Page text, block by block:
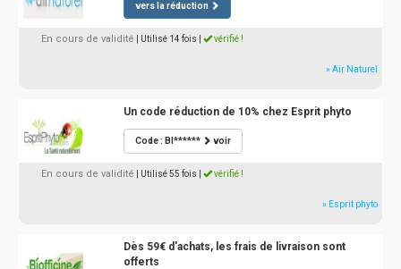
vers la réduction
En cours de validité | Utilisé 14 fois vérifié !
» Air Naturel
Un code réduction de 10% chez Esprit phyto
Code : BI****** voir
En cours de validité | Utilisé 55 fois vérifié !
» Esprit phyto
Dès 59€ d'achats, les frais de livraison sont
offerts